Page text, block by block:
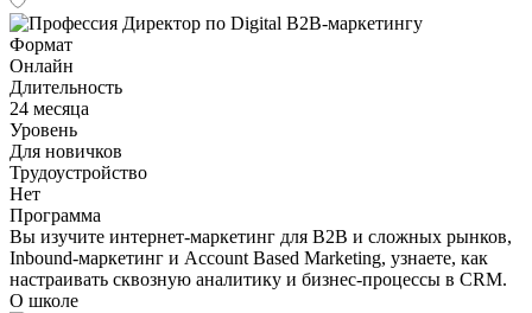
Формат
Онлайн
Длительность
24 месяца
Уровень
Для новичков
Трудоустройство
Нет
Программа
Вы изучите интернет-маркетинг для B2B и сложных рынков,
Inbound-маркетинг и Account Based Marketing, узнаете, как
настраивать сквозную аналитику и бизнес-процессы в CRM.
О школе